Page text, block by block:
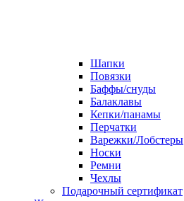
Шапки
Повязки
Баффы/снуды
Балаклавы
Кепки/панамы
Перчатки
Варежки/Лобстеры
Носки
Ремни
Чехлы
Подарочный сертификат